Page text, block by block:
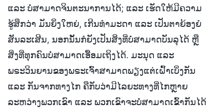
ແລະ ບໍ່ສາມາດຈິນຕະນາການໄດ້; ແລະ ເຮັດໃຫ້ມີຄວາມ
ຮູ້ສຶກວ່າ ມັນຍິ່ງໃຫຍ່, ເກີນທຳມະດາ ແລະ ເປັນຕາຍ້ອງຍໍ
ສັນລະເສີນ, ນອກນັ້ນກໍຍັງເປັນສິ່ງທີ່ບໍ່ສາມາດບັນລຸໄດ້ ຫຼື
ສິ່ງທີ່ທຸກຄົນບໍ່ສາມາດເອື້ອມເຖິງໄດ້. ມະນຸດ ແລະ
ພຣະວິນຍານຂອງພຣະເຈົ້າສາມາດພຽງແຕ່ເຝົ້າເບິ່ງກັນ
ແລະ ກັນຈາກທາງໄກ ຄືກັບວ່າມີໄລຍະທາງທີ່ໄກຫຼາຍ
ລະຫວ່າງພວກເຂົາ ແລະ ພວກເຂົາຈະບໍ່ສາມາດເຂົ້າກັນໄດ້